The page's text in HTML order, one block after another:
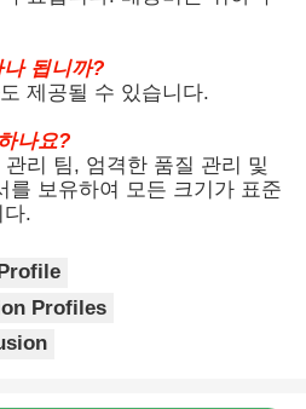
일
일
서리
됩니까?
제공될 수 있습니다.
나요?
리 팀, 엄격한 품질 관리 및
를 보유하여 모든 크기가 표준
다.
Profiles